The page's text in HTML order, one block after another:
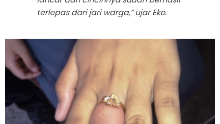
terlepas dari jari warga,” ujar Eko.